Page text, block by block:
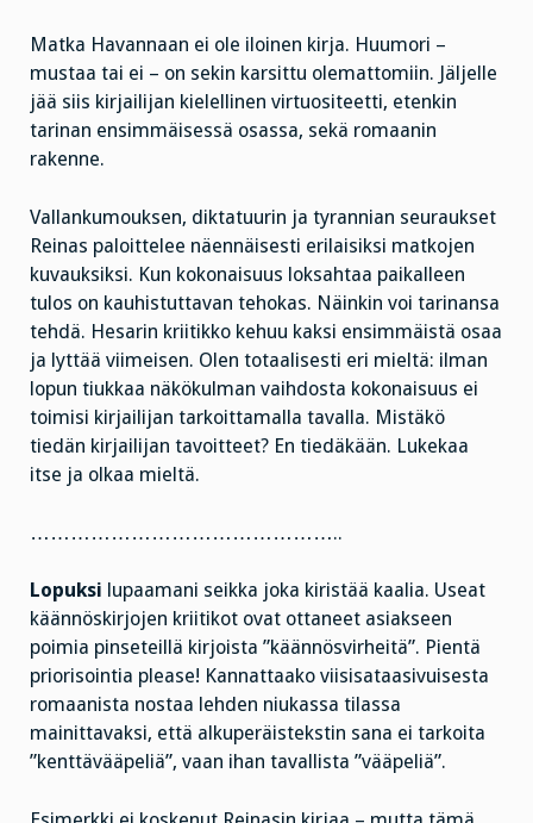
Matka Havannaan ei ole iloinen kirja. Huumori –
mustaa tai ei – on sekin karsittu olemattomiin. Jäljelle
jää siis kirjailijan kielellinen virtuositeetti, etenkin
tarinan ensimmäisessä osassa, sekä romaanin
rakenne.
Vallankumouksen, diktatuurin ja tyrannian seuraukset
Reinas paloittelee näennäisesti erilaisiksi matkojen
kuvauksiksi. Kun kokonaisuus loksahtaa paikalleen
tulos on kauhistuttavan tehokas. Näinkin voi tarinansa
tehdä. Hesarin kriitikko kehuu kaksi ensimmäistä osaa
ja lyttää viimeisen. Olen totaalisesti eri mieltä: ilman
lopun tiukkaa näkökulman vaihdosta kokonaisuus ei
toimisi kirjailijan tarkoittamalla tavalla. Mistäkö
tiedän kirjailijan tavoitteet? En tiedäkään. Lukekaa
itse ja olkaa mieltä.
………………………………………..
Lopuksi lupaamani seikka joka kiristää kaalia. Useat
käännöskirjojen kriitikot ovat ottaneet asiakseen
poimia pinseteillä kirjoista ”käännösvirheitä”. Pientä
priorisointia please! Kannattaako viisisataasivuisesta
romaanista nostaa lehden niukassa tilassa
mainittavaksi, että alkuperäistekstin sana ei tarkoita
”kenttävääpeliä”, vaan ihan tavallista ”vääpeliä”.